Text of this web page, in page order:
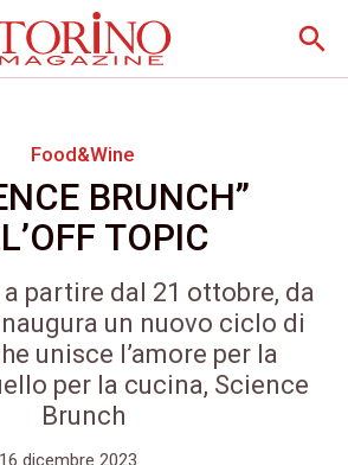
search
Food&Wine
BRUNCH”
TOPIC
partire dal 21 ottobre, da
un nuovo ciclo di
unisce l’amore per la
per la cucina, Science
Brunch
dicembre 2023